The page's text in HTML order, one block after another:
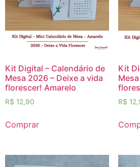
Kit Digital – Calendário de
Mesa 2026 – Deixe a vida
florescer! Amarelo
R$ 12,90
Comprar
Kit
R$